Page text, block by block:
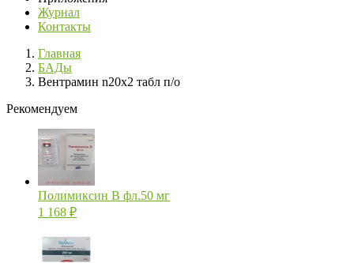
Журнал
Контакты
Главная
БАДы
Вентрамин n20х2 табл п/о
Рекомендуем
Полимиксин В фл.50 мг
1 168 ₽